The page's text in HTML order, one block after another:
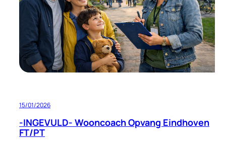
15/01/2026
-INGEVULD- Wooncoach Opvang Eindhoven
FT/PT